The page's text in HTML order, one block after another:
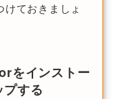
ておきましょ
をインストー
する